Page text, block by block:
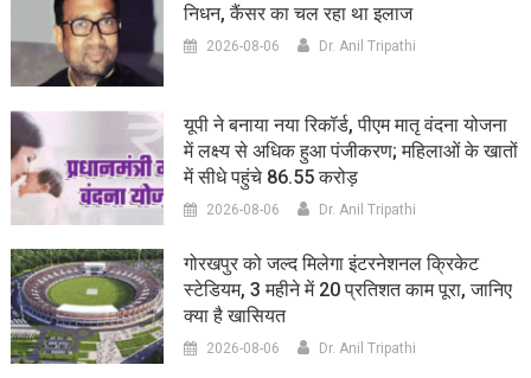
निधन, कैंसर का चल रहा था इलाज
2026-08-06 Dr. Anil Tripathi
यूपी ने बनाया नया रिकॉर्ड, पीएम मातृ वंदना योजना
में लक्ष्य से अधिक हुआ पंजीकरण; महिलाओं के खातों
में सीधे पहुंचे 86.55 करोड़
2026-08-06 Dr. Anil Tripathi
गोरखपुर को जल्द मिलेगा इंटरनेशनल क्रिकेट
स्टेडियम, 3 महीने में 20 प्रतिशत काम पूरा, जानिए
क्या है खासियत
2026-08-06 Dr. Anil Tripathi